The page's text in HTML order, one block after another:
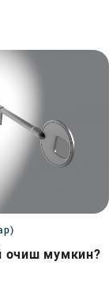
очиш мумкин?